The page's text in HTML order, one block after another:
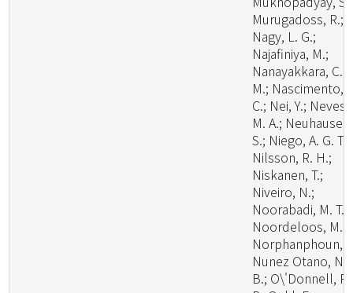
Murugadoss, R.;
Nagy, L. G.;
Najafiniya, M.;
Nanayakkara, C.
M.; Nascimento,
C.; Nei, Y.; Neves,
M. A.; Neuhauser,
S.; Niego, A. G. T.;
Nilsson, R. H.;
Niskanen, T.;
Niveiro, N.;
Noorabadi, M. T.;
Noordeloos, M.
Norphanphoun,
Nunez Otano, N.
B.; O\'Donnell, R.